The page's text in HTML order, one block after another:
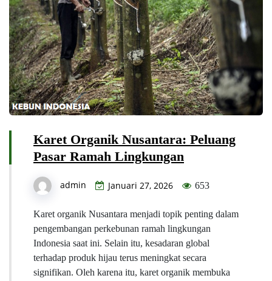
Karet Organik Nusantara: Peluang
Pasar Ramah Lingkungan
admin Januari 27, 2026 653
Karet organik Nusantara menjadi topik penting dalam
pengembangan perkebunan ramah lingkungan
Indonesia saat ini. Selain itu, kesadaran global
terhadap produk hijau terus meningkat secara
signifikan. Oleh karena itu, karet organik membuka